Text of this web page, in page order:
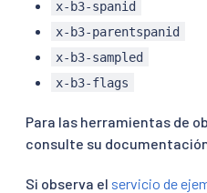
x-b3-spanid
x-b3-parentspanid
x-b3-sampled
x-b3-flags
Para las herramientas de
consulte su
Si observa el servicio de